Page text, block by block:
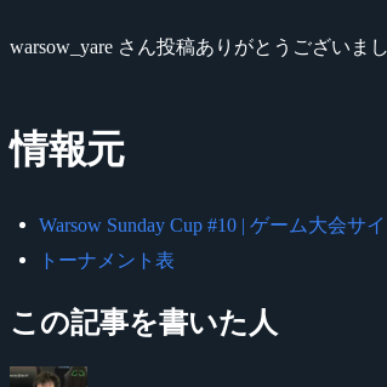
warsow_yare さん投稿ありがとうございまし
情報元
Warsow Sunday Cup #10 | ゲーム大会サ
トーナメント表
この記事を書いた人